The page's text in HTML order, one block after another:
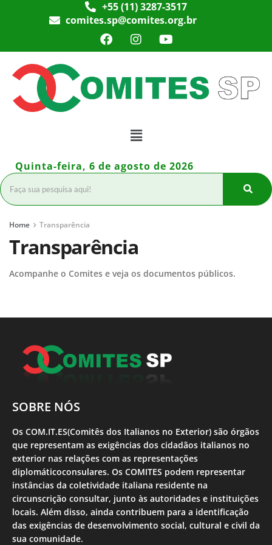
+55 (11) 3287-3517
comites.sp@comites.org.br
Quinta-feira, 6 de agosto de 2026
Home Transparência
Transparência
Acompanhe o Comites e veja os documentos públicos.
SOBRE NÓS
Os COM.IT.ES(Comitês dos Italianos no Exterior) são órgãos
que representam as exigências dos cidadãos italianos no
exterior nas relações com as representações
diplomáticoconsulares. Os COMITES podem representar
instâncias da coletividade italiana residente na
circunscrição consultar, junto às autoridades e instituições
locais. Além disso, ainda contribuem para a identificação
das exigências de desenvolvimento social, cultural e civil da
sua comunidade.